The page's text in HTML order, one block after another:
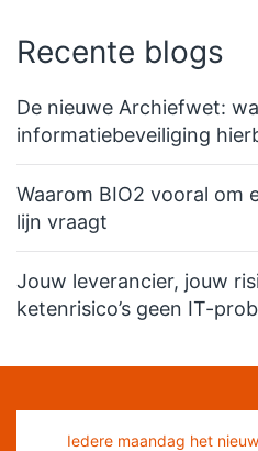
Recente blogs
De nieuwe Archiefwet:
informatiebeveiliging
Waarom BIO2 vooral om
lijn vraagt
Jouw leverancier, jouw
ketenrisico’s geen IT-
Iedere maandag het